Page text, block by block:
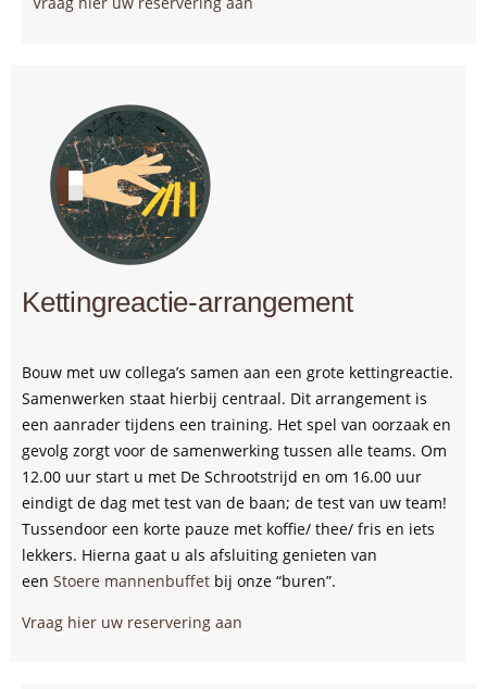
Kettingreactie-arrangement
Bouw met uw collega’s samen aan een grote kettingreactie.
Samenwerken staat hierbij centraal. Dit arrangement is
een aanrader tijdens een training. Het spel van oorzaak en
gevolg zorgt voor de samenwerking tussen alle teams. Om
12.00 uur start u met De Schrootstrijd en om 16.00 uur
eindigt de dag met test van de baan; de test van uw team!
Tussendoor een korte pauze met koffie/ thee/ fris en iets
lekkers. Hierna gaat u als afsluiting genieten van
een Stoere mannenbuffet bij onze “buren”.
Vraag hier uw reservering aan